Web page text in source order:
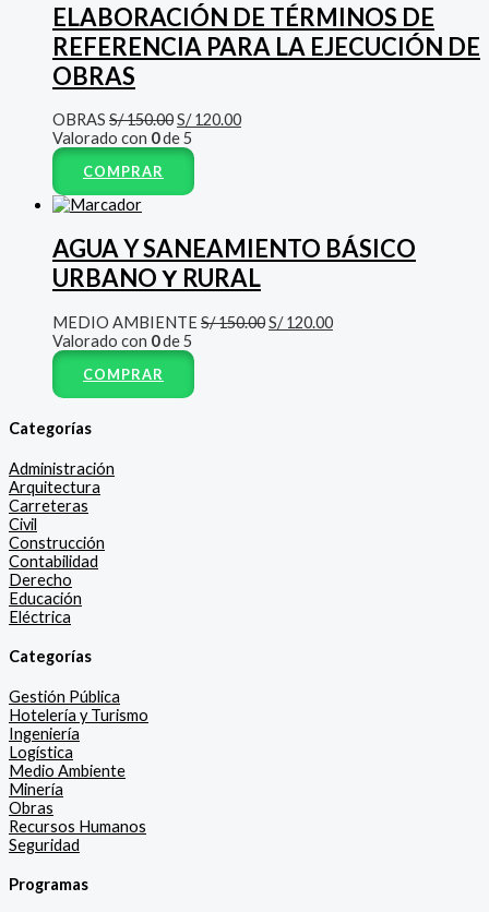
ELABORACIÓN DE TÉRMINOS DE
REFERENCIA PARA LA EJECUCIÓN DE
OBRAS
OBRAS S/150.00S/120.00
Valorado con 0de 5
COMPRAR
AGUA Y SANEAMIENTO BÁSICO
URBANO Υ RURAL
MEDIO AMBIENTE S/150.00S/120.00
Valorado con 0de 5
COMPRAR
Categorías
Administración
Arquitectura
Carreteras
Civil
Construcción
Contabilidad
Derecho
Educación
Eléctrica
Categorías
Gestión Pública
Hotelería y Turismo
Ingeniería
Logística
Medio Ambiente
Minería
Obras
Recursos Humanos
Seguridad
Programas